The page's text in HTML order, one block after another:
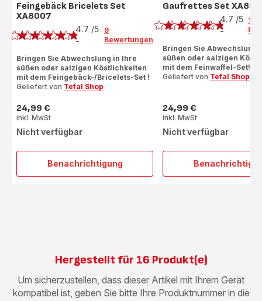
Benachrichtigung
Feingebäck
Feingebäck Bricelets Set
XA8007
Bewertung
4.7 /5
-
9
Bewertungen
Bringen Sie Abwechslung in Ihre
süßen oder salzigen Köstlichkeiten
mit dem Feingebäck-/Bricelets-Set !
Geliefert von Tefal Shop
Preis
24,99 €
inkl. MwSt
Nicht verfügbar
Gaufrettes Set
Bewertung
4.7 /5
-
10
Bringen Sie Abwechslung
süßen oder salzigen
mit dem Feinwaffel-Set!
Geliefert von Tefal Shop
Preis
24,99 €
inkl. MwSt
Nicht verfügbar
Hergestellt für 16 Produkt(e)
Um sicherzustellen, dass dieser Artikel mit Ihrem Gerät
kompatibel ist, geben Sie bitte Ihre Produktnummer in die